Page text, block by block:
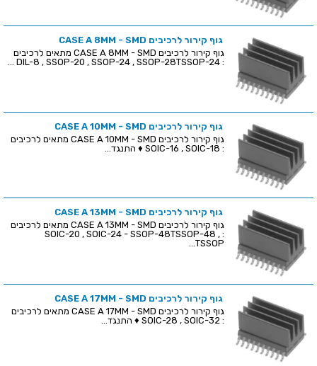
גוף קירור לרכיבים CASE A 8MM - SMD
גוף קירור לרכיבים CASE A 8MM - SMD מתאים לרכיבים
: DIL-8 , SSOP-20 , SSOP-24 , SSOP-28TSSOP-24 ...
גוף קירור לרכיבים CASE A 10MM - SMD
גוף קירור לרכיבים CASE A 10MM - SMD מתאים לרכיבים
: SOIC-16 , SOIC-18 ♦ התנגד...
גוף קירור לרכיבים CASE A 13MM - SMD
גוף קירור לרכיבים CASE A 13MM - SMD מתאים לרכיבים
: SOIC-20 , SOIC-24 - SSOP-48TSSOP-48 ,
TSSOP...
גוף קירור לרכיבים CASE A 17MM - SMD
גוף קירור לרכיבים CASE A 17MM - SMD מתאים לרכיבים
: SOIC-28 , SOIC-32 ♦ התנגד...